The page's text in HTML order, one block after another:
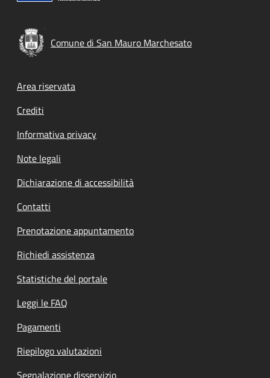
Comune di San Mauro Marchesato
Footer menu
Area riservata
Crediti
Informativa privacy
Note legali
Dichiarazione di accessibilità
Contatti
Prenotazione appuntamento
Richiedi assistenza
Statistiche del portale
Leggi le FAQ
Pagamenti
Riepilogo valutazioni
Segnalazione disservizio